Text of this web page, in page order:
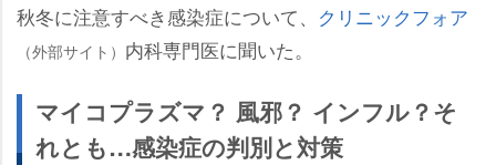
秋冬に注意すべき感染症について、 クリニックフォア
（外部サイト） 内科専門医に聞いた。
マイコプラズマ？ 風邪？ インフル？そ
れとも…感染症の判別と対策